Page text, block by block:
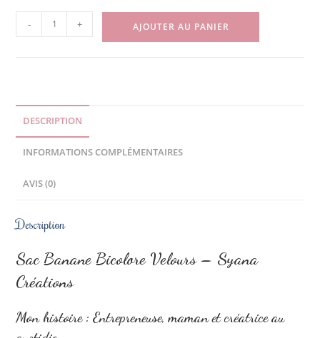
- + AJOUTER AU PANIER
DESCRIPTION
INFORMATIONS COMPLÉMENTAIRES
AVIS (0)
Description
Sac Banane Bicolore Velours – Syana
Créations
Mon histoire : Entrepreneuse, maman et créatrice au